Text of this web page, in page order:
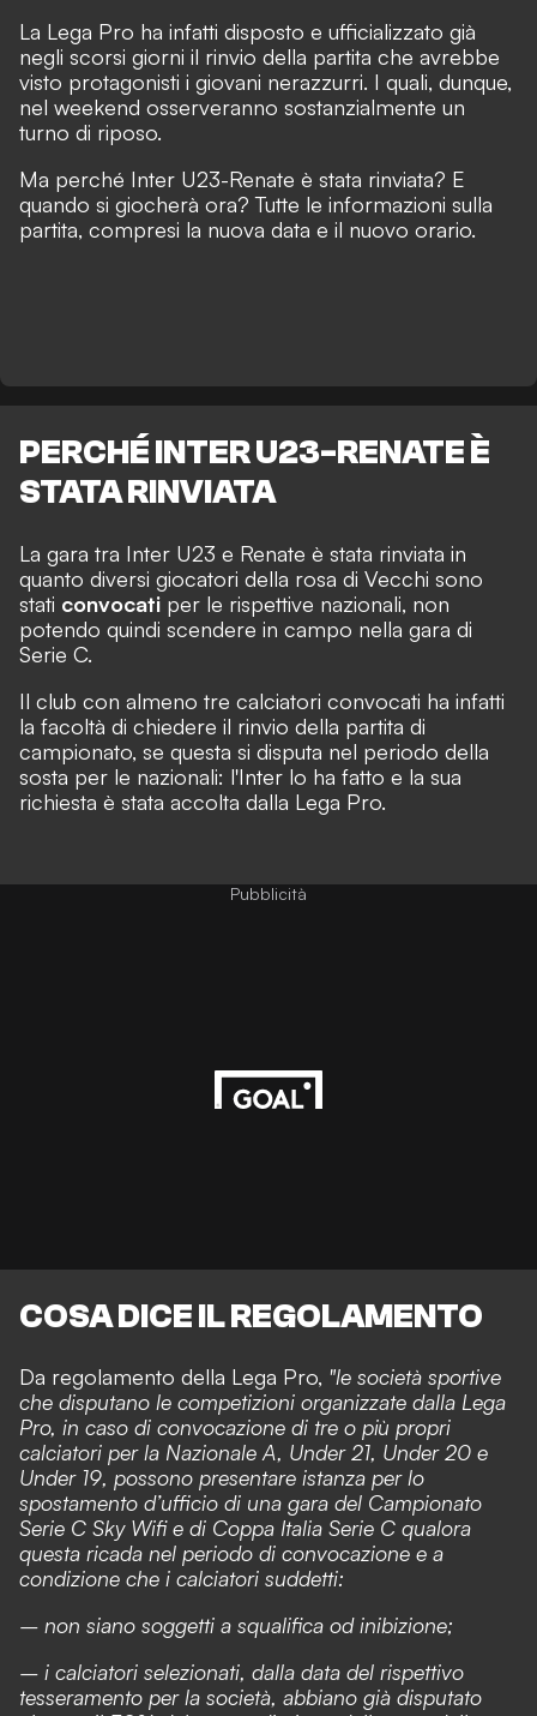
La Lega Pro ha infatti disposto e ufficializzato già
negli scorsi giorni il rinvio della partita che avrebbe
visto protagonisti i giovani nerazzurri. I quali, dunque,
nel weekend osserveranno sostanzialmente un
turno di riposo.
Ma perché Inter U23-Renate è stata rinviata? E
quando si giocherà ora? Tutte le informazioni sulla
partita, compresi la nuova data e il nuovo orario.
PERCHÉ INTER U23-RENATE È
STATA RINVIATA
La gara tra Inter U23 e Renate è stata rinviata in
quanto diversi giocatori della rosa di Vecchi sono
stati convocati per le rispettive nazionali, non
potendo quindi scendere in campo nella gara di
Serie C.
Il club con almeno tre calciatori convocati ha infatti
la facoltà di chiedere il rinvio della partita di
campionato, se questa si disputa nel periodo della
sosta per le nazionali: l'Inter lo ha fatto e la sua
richiesta è stata accolta dalla Lega Pro.
Pubblicità
COSA DICE IL REGOLAMENTO
Da regolamento della Lega Pro, "le società sportive
che disputano le competizioni organizzate dalla Lega
Pro, in caso di convocazione di tre o più propri
calciatori per la Nazionale A, Under 21, Under 20 e
Under 19, possono presentare istanza per lo
spostamento d’ufficio di una gara del Campionato
Serie C Sky Wifi e di Coppa Italia Serie C qualora
questa ricada nel periodo di convocazione e a
condizione che i calciatori suddetti:
– non siano soggetti a squalifica od inibizione;
– i calciatori selezionati, dalla data del rispettivo
tesseramento per la società, abbiano già disputato